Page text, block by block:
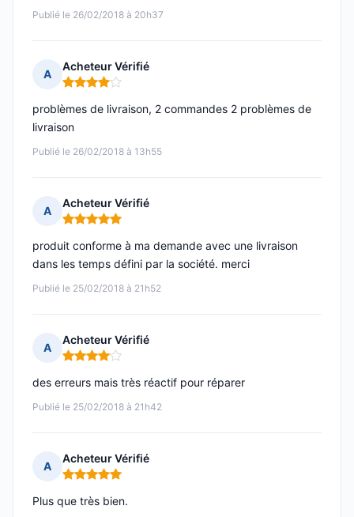
Publié le 26/02/2018 à 20h37
A
Acheteur Vérifié
Note : 4 sur 5
Publié le 26/02/2018 à 13h55
problèmes de livraison, 2 commandes 2 problèmes de
livraison
A
Acheteur Vérifié
Note : 5 sur 5
Publié le 25/02/2018 à 21h52
produit conforme à ma demande avec une livraison
dans les temps défini par la société. merci
A
Acheteur Vérifié
Note : 4 sur 5
Publié le 25/02/2018 à 21h42
des erreurs mais très réactif pour réparer
A
Acheteur Vérifié
Note : 5 sur 5
Plus que très bien.